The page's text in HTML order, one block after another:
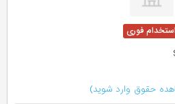
حقوق وارد شوید)